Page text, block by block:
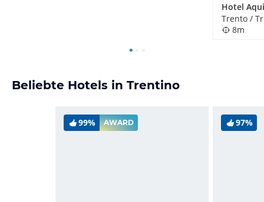
Hotel
Trento /
8m
Beliebte Hotels in Trentino
99% AWARD 97%